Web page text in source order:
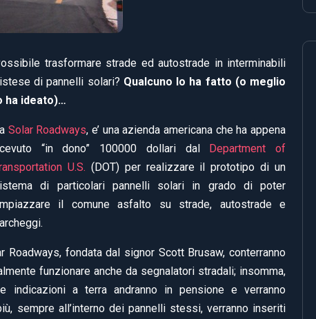
trasformare strade ed autostrade in interminabili
di pannelli solari? Qualcuno lo ha fatto (o meglio
ha ideato)…
Solar Roadways, e’ una azienda americana che ha appena
“in dono” 100000 dollari dal Department of
U.S. (DOT) per realizzare il prototipo di un
di particolari pannelli solari in grado di poter
il comune asfalto su strade, autostrade e
fondata dal signor Scott Brusaw, conterranno
funzionare anche da segnalatori stradali; insomma,
a terra andranno in pensione e verranno
sempre all’interno dei pannelli stessi, verranno inseriti